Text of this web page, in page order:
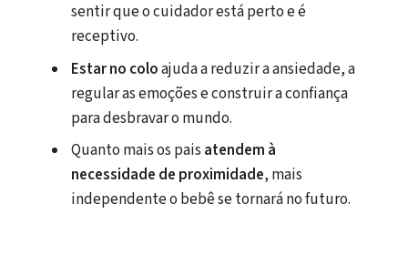
sentir que o cuidador está perto e é
receptivo.
Estar no coloajuda a reduzir a ansiedade, a
regular as emoções e construir a confiança
para desbravar o mundo.
Quanto mais os pais atendem à
necessidade de proximidade, mais
independente o bebê se tornará no futuro.